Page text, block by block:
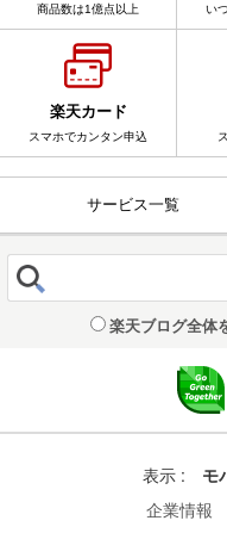
商品数は1億点以上 い
楽天カード
スマホでカンタン申込
サービス一覧
楽天ブログ全体
表示 : モ
企業情報